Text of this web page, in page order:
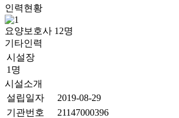
인력현황
요양보호사 12명
기타인력
시설장
1명
시설소개
설립일자
2019-08-29
기관번호
21147000396